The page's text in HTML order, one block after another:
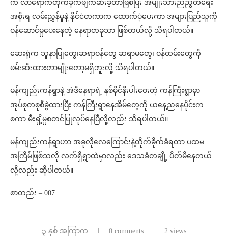
က လာရောက်တိုက်ခိုက်ဖျက်ဆီးခဲ့တာဖြစ်ပြီး အမျိုးသားညီညွတ်ရေး
အစိုးရ လမ်းညွှန်မှုနဲ့ နိုင်ငံတကာက ထောက်ပံ့ပေးကာ အများပြည်သူကို
ဝန်ဆောင်မှုပေးနေတဲ့ နေရာတခုသာ ဖြစ်တယ်လို့ သိရပါတယ်။
ဆေးရုံက သူနာပြုတွေ၊ဆရာဝန်တွေ ဆရာမတွေ၊ ဝန်ထမ်းတွေကို
ဖမ်းဆီးထားတာမျိုးတော့မရှိဘူးလို့ သိရပါတယ်။
မန်ကျည်းကန်ရွာနဲ့ အဲဒီနေရာရဲ့ နှစ်မိုင်နီးပါးဝေးတဲ့ ကန်ကြီးရွာမှာ
အုပ်စုတစုစီခွဲထားပြီး ကန်ကြီးရွာနေအိမ်တွေကို ယနေ့ညနေပိုင်းက
စကာ မီးရှို့မှုစတင်ပြုလုပ်နေပြီလို့လည်း သိရပါတယ်။
မန်ကျည်းကန်ရွာဟာ အခုလိုလေကြောင်းနဲ့တိုက်ခိုက်ခံရတာ ပထမ
အကြိမ်ဖြစ်သလို လက်ရှိရွာထဲမှာလည်း ဒေသခံတချို့ ပိတ်မိနေတယ်
လို့လည်း ဆိုပါတယ်။
စာတည်း – 007
၃ နှစ် အကြာက 0 comments 2 views